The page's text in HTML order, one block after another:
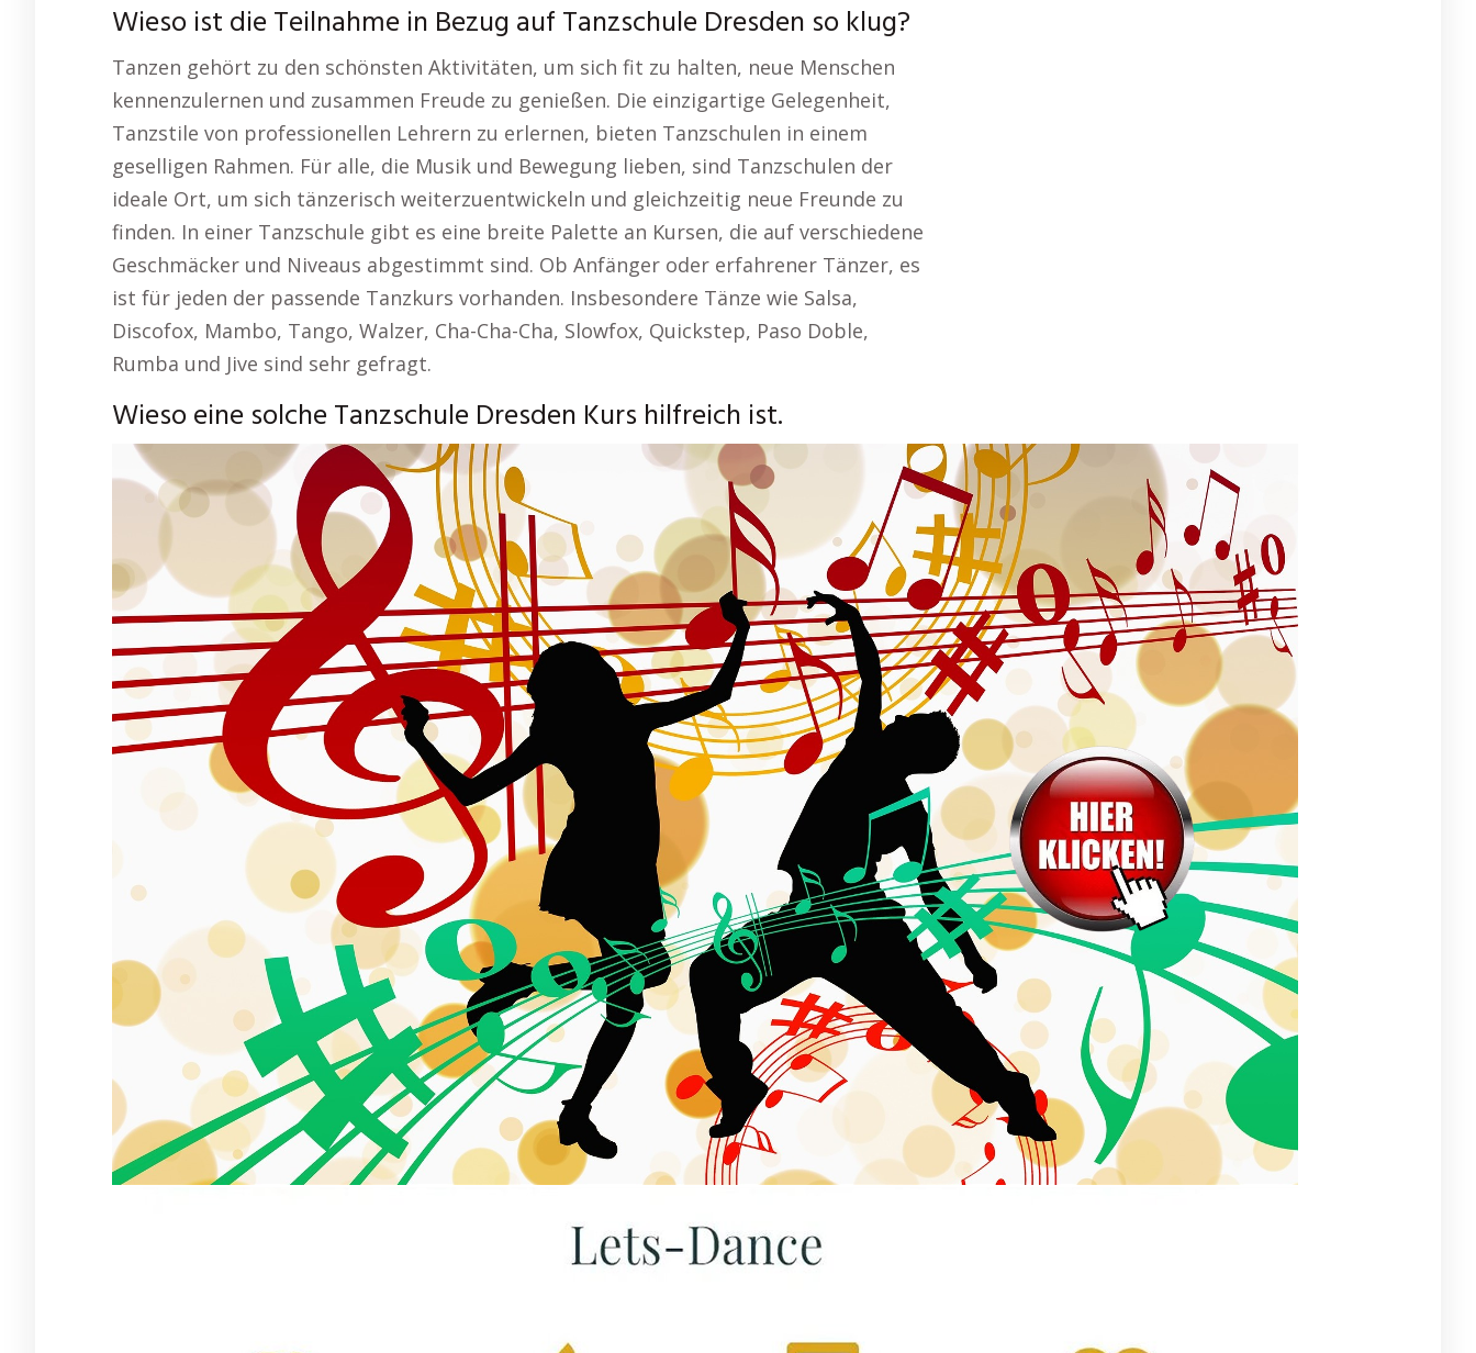
Wieso ist die Teilnahme in Bezug auf Tanzschule Dresden so klug?
Tanzen gehört zu den schönsten Aktivitäten, um sich fit zu halten, neue Menschen
kennenzulernen und zusammen Freude zu genießen. Die einzigartige Gelegenheit,
Tanzstile von professionellen Lehrern zu erlernen, bieten Tanzschulen in einem
geselligen Rahmen. Für alle, die Musik und Bewegung lieben, sind Tanzschulen der
ideale Ort, um sich tänzerisch weiterzuentwickeln und gleichzeitig neue Freunde zu
finden. In einer Tanzschule gibt es eine breite Palette an Kursen, die auf verschiedene
Geschmäcker und Niveaus abgestimmt sind. Ob Anfänger oder erfahrener Tänzer, es
ist für jeden der passende Tanzkurs vorhanden. Insbesondere Tänze wie Salsa,
Discofox, Mambo, Tango, Walzer, Cha-Cha-Cha, Slowfox, Quickstep, Paso Doble,
Rumba und Jive sind sehr gefragt.
Wieso eine solche Tanzschule Dresden Kurs hilfreich ist.